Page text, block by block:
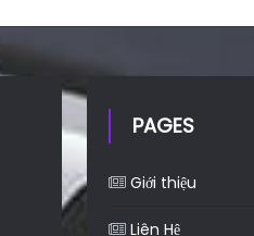
PAGES
Giới thiệu
Liên Hệ